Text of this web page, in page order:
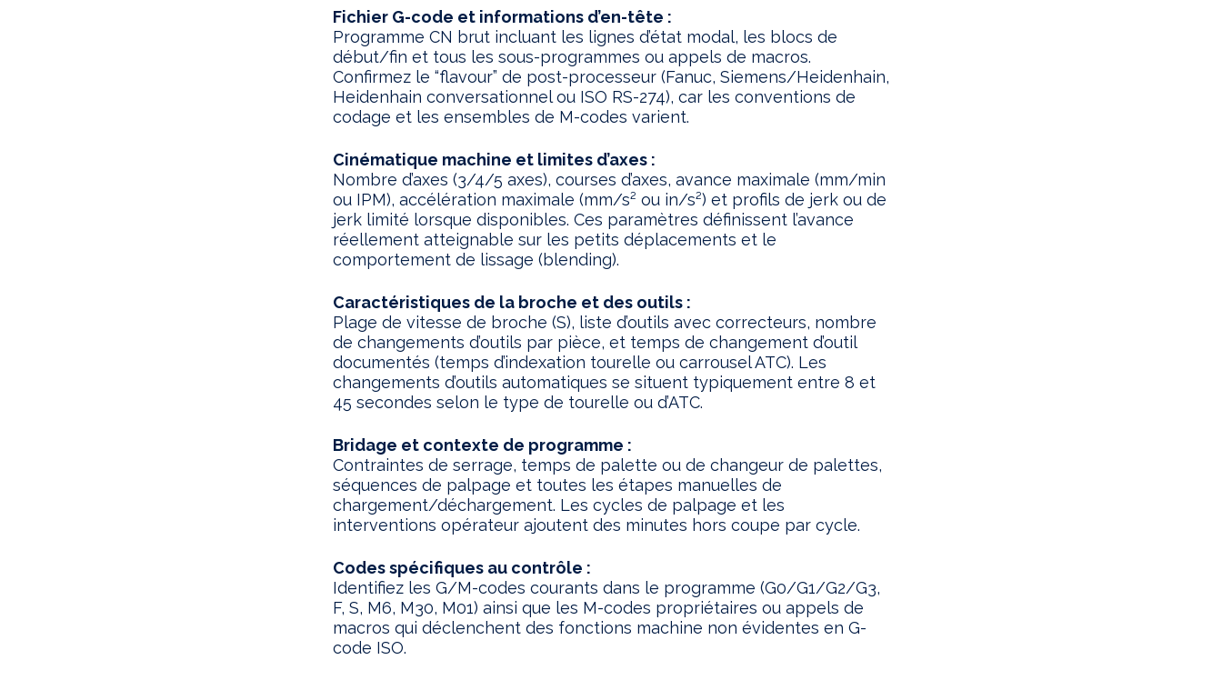
Fichier G-code et informations d’en-tête :
Programme CN brut incluant les lignes d’état modal, les blocs de
début/fin et tous les sous-programmes ou appels de macros.
Confirmez le “flavour” de post-processeur (Fanuc, Siemens/Heidenhain,
Heidenhain conversationnel ou ISO RS-274), car les conventions de
codage et les ensembles de M-codes varient.
Cinématique machine et limites d’axes :
Nombre d’axes (3/4/5 axes), courses d’axes, avance maximale (mm/min
ou IPM), accélération maximale (mm/s² ou in/s²) et profils de jerk ou de
jerk limité lorsque disponibles. Ces paramètres définissent l’avance
réellement atteignable sur les petits déplacements et le
comportement de lissage (blending).
Caractéristiques de la broche et des outils :
Plage de vitesse de broche (S), liste d’outils avec correcteurs, nombre
de changements d’outils par pièce, et temps de changement d’outil
documentés (temps d’indexation tourelle ou carrousel ATC). Les
changements d’outils automatiques se situent typiquement entre 8 et
45 secondes selon le type de tourelle ou d’ATC.
Bridage et contexte de programme :
Contraintes de serrage, temps de palette ou de changeur de palettes,
séquences de palpage et toutes les étapes manuelles de
chargement/déchargement. Les cycles de palpage et les
interventions opérateur ajoutent des minutes hors coupe par cycle.
Codes spécifiques au contrôle :
Identifiez les G/M-codes courants dans le programme (G0/G1/G2/G3,
F, S, M6, M30, M01) ainsi que les M-codes propriétaires ou appels de
macros qui déclenchent des fonctions machine non évidentes en G-
code ISO.